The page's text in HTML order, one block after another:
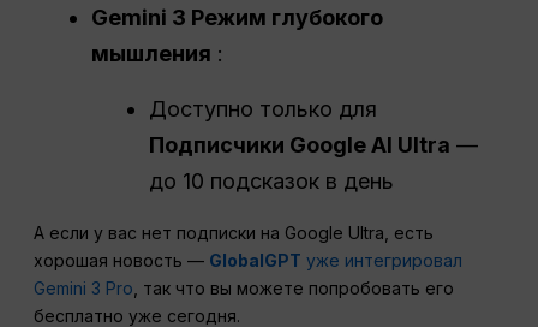
Gemini 3 Режим глубокого
мышления :
Доступно только для
Подписчики Google AI Ultra —
до 10 подсказок в день
А если у вас нет подписки на Google Ultra, есть
хорошая новость — GlobalGPT уже интегрировал
Gemini 3 Pro , так что вы можете попробовать его
бесплатно уже сегодня.